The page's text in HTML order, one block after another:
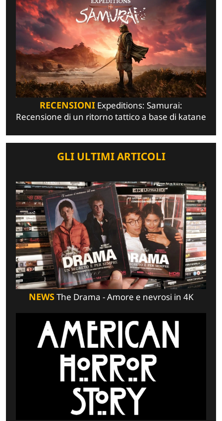
RECENSIONI Expeditions: Samurai:
Recensione di un ritorno tattico a base di katane
GLI ULTIMI ARTICOLI
NEWSThe Drama - Amore e nevrosi in 4K